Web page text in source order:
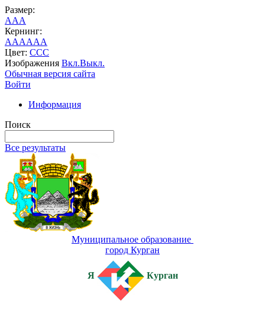
Размер:
AAA
Кернинг:
AAAAAA
Цвет: CCC
Изображения Вкл.Выкл.
Обычная версия сайта
Войти
Информация
Поиск
Все результаты
Муниципальное образование
город Курган
Я Курган